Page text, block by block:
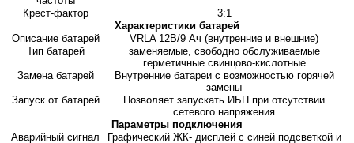
Крест-фактор
3:1
Характеристики батарей
Описание батарей
VRLA 12В/9 Ач (внутренние и внешние)
Тип батарей
заменяемые, свободно обслуживаемые
герметичные свинцово-кислотные
Замена батарей
Внутренние батареи с возможностью горячей
замены
Запуск от батарей
Позволяет запускать ИБП при отсутствии
сетевого напряжения
Параметры подключения
Аварийный сигнал
Графический ЖК- дисплей с синей подсветкой и